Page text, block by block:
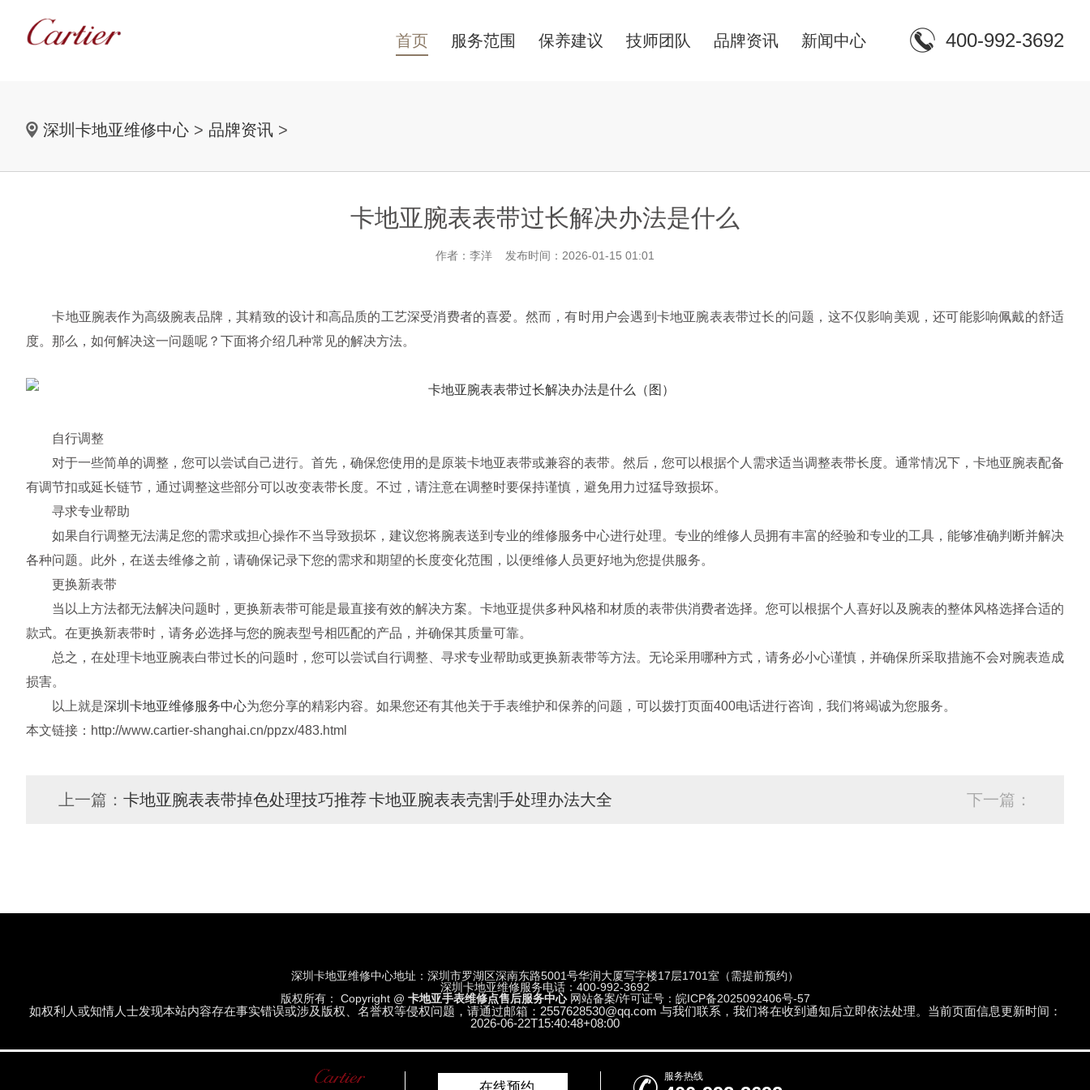
首页 服务范围 保养建议 技师团队 品牌资讯 新闻中心 400-992-3692
深圳卡地亚维修中心 > 品牌资讯 >
卡地亚腕表表带过长解决办法是什么
作者：李洋 发布时间：2026-01-15 01:01
卡地亚腕表作为高级腕表品牌，其精致的设计和高品质的工艺深受消费者的喜爱。然而，有时用户会遇到卡地亚腕表表带过长的问题，这不仅影响美观，还可能影响佩戴的舒适
度。那么，如何解决这一问题呢？下面将介绍几种常见的解决方法。
自行调整
对于一些简单的调整，您可以尝试自己进行。首先，确保您使用的是原装卡地亚表带或兼容的表带。然后，您可以根据个人需求适当调整表带长度。通常情况下，卡地亚腕表配备
有调节扣或延长链节，通过调整这些部分可以改变表带长度。不过，请注意在调整时要保持谨慎，避免用力过猛导致损坏。
寻求专业帮助
如果自行调整无法满足您的需求或担心操作不当导致损坏，建议您将腕表送到专业的维修服务中心进行处理。专业的维修人员拥有丰富的经验和专业的工具，能够准确判断并解决
各种问题。此外，在送去维修之前，请确保记录下您的需求和期望的长度变化范围，以便维修人员更好地为您提供服务。
更换新表带
当以上方法都无法解决问题时，更换新表带可能是最直接有效的解决方案。卡地亚提供多种风格和材质的表带供消费者选择。您可以根据个人喜好以及腕表的整体风格选择合适的
款式。在更换新表带时，请务必选择与您的腕表型号相匹配的产品，并确保其质量可靠。
总之，在处理卡地亚腕表白带过长的问题时，您可以尝试自行调整、寻求专业帮助或更换新表带等方法。无论采用哪种方式，请务必小心谨慎，并确保所采取措施不会对腕表造成
损害。
以上就是深圳卡地亚维修服务中心为您分享的精彩内容。如果您还有其他关于手表维护和保养的问题，可以拨打页面400电话进行咨询，我们将竭诚为您服务。
本文链接：http://www.cartier-shanghai.cn/ppzx/483.html
上一篇： 卡地亚腕表表带掉色处理技巧推荐 下一篇：
卡地亚腕表表壳割手处理办法大全
深圳卡地亚维修中心地址：深圳市罗湖区深南东路5001号华润大厦写字楼17层1701室（需提前预约）
深圳卡地亚维修服务电话：400-992-3692
版权所有： Copyright @ 卡地亚手表维修点售后服务中心 网站备案/许可证号：皖ICP备2025092406号-57
如权利人或知情人士发现本站内容存在事实错误或涉及版权、名誉权等侵权问题，请通过邮箱：2557628530@qq.com 与我们联系，我们将在收到通知后立即依法处理。当前页面信息更新时间：
2026-06-22T15:40:48+08:00
服务热线